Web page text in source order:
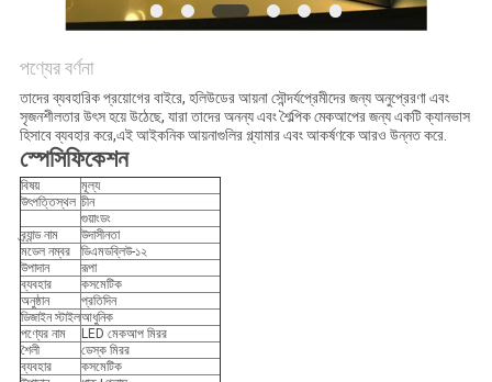
উদ্ধৃতির
জন্য
আবেদন
সাইট
ম্যাপ
গোপনীয়তা
নীতি
পণ্যের বর্ণনা
তাদের ব্যবহারিক প্রয়োগের বাইরে, হলিউডের আয়না সৌন্দর্যপ্রেমীদের জন্য অনুপ্রেরণা এবং
সৃজনশীলতার উৎস হয়ে উঠেছে, যারা তাদের অনন্য এবং শৈল্পিক মেকআপের জন্য একটি ক্যানভাস
হিসাবে ব্যবহার করে,এই আইকনিক আয়নাগুলির গ্ল্যামার এবং আকর্ষণকে আরও উন্নত করে.
স্পেসিফিকেশন
বিষয়
মূল্য
উৎপত্তিস্থল চীন
গুয়াংডং
ব্র্যান্ড নাম
উদাসীনতা
মডেল নম্বর
ডিএমডব্লিউ-১২
উপাদান
রূপা
ব্যবহার
কসমেটিক
অনুষ্ঠান
প্রতিদিন
ডিজাইন স্টাইলআধুনিক
পণ্যের নাম
LED মেকআপ মিরর
শৈলী
ডেস্ক মিরর
ব্যবহার
কসমেটিক